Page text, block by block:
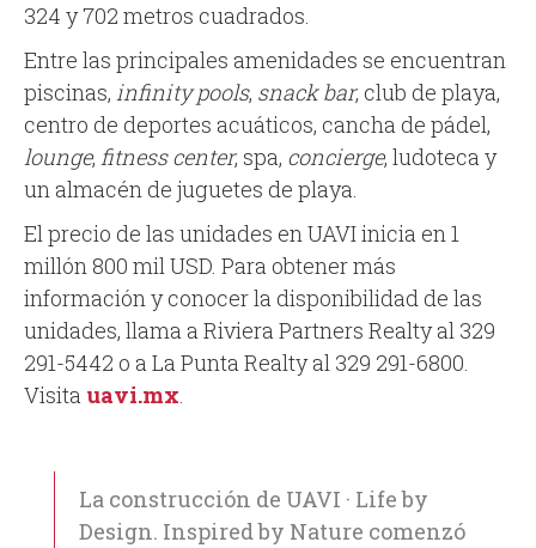
324 y 702 metros cuadrados.
Entre las principales amenidades se encuentran
piscinas, infinity pools, snack bar, club de playa,
centro de deportes acuáticos, cancha de pádel,
lounge, fitness center, spa, concierge, ludoteca y
un almacén de juguetes de playa.
El precio de las unidades en UAVI inicia en 1
millón 800 mil USD. Para obtener más
información y conocer la disponibilidad de las
unidades, llama a Riviera Partners Realty al 329
291-5442 o a La Punta Realty al 329 291-6800.
Visita uavi.mx.
La construcción de UAVI · Life by
Design. Inspired by Nature comenzó